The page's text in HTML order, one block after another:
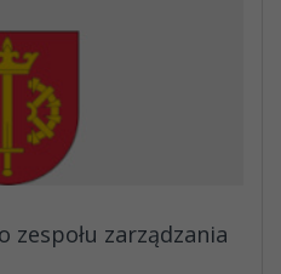
zespołu zarządzania